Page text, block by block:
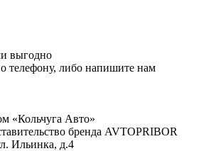
выгодно
телефону, либо напишите нам
«Кольчуга Авто»
бренда AVTOPRIBOR
Ильинка, д.4